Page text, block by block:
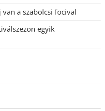
a szabolcsi focival
egyik